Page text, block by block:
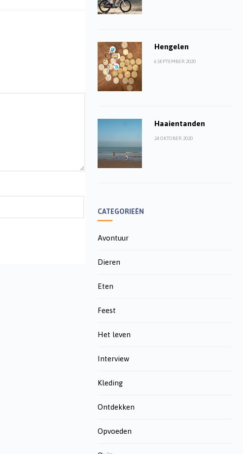
Hengelen
6 SEPTEMBER 2020
Haaientanden
24 OKTOBER 2020
CATEGORIEËN
Avontuur
Dieren
Eten
Feest
Het leven
Interview
Kleding
Ontdekken
Opvoeden